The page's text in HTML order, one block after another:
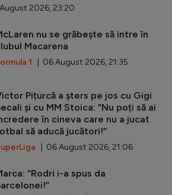
2026, 23:20
nu se grăbește să intre în
Macarena
1 | 06 August 2026, 21:35
Pițurcă a șters pe jos cu Gigi
și cu MM Stoica: ”Nu poți să ai
în cineva care nu a jucat
să aducă jucători!”
| 06 August 2026, 21:06
”Rodri i-a spus da